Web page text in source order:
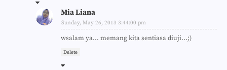
Mia Liana
Sunday, May 26, 2013 3:44:00 pm
wsalam ya... memang kita sentiasa diuji...;)
Delete